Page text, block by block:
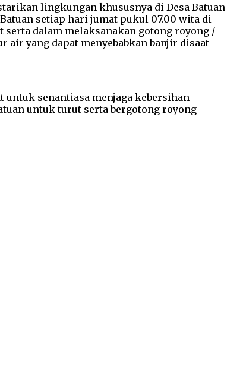
lingkungan khususnya di Desa Batuan
setiap hari jumat pukul 07.00 wita di
serta dalam melaksanakan gotong royong /
yang dapat menyebabkan banjir disaat
untuk senantiasa menjaga kebersihan
untuk turut serta bergotong royong